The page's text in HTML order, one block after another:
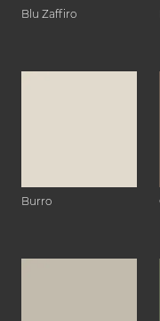
Blu Zaffiro
Burro